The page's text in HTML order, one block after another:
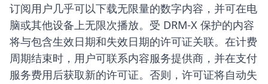
订阅用户几乎可以下载无限量的数字内容，并可在电
脑或其他设备上无限次播放。受 DRM-X 保护的内容
将与包含生效日期和失效日期的许可证关联。在计费
周期结束时，用户可联系内容服务提供商，并在支付
服务费用后获取新的许可证。否则，许可证将自动失